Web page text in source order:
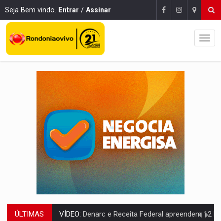
Seja Bem vindo. Entrar / Assinar
ÚLTIMAS OPERAÇÃO DA PC:Membros do CV são presos com armas e drogas após